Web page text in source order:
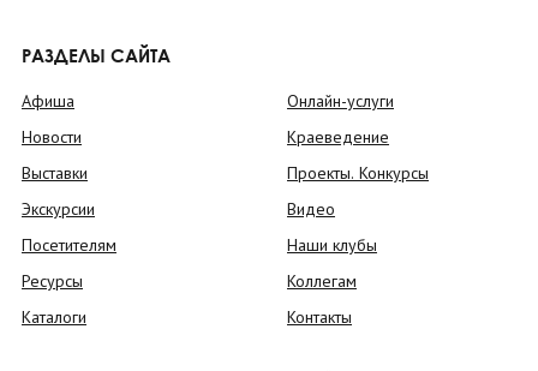
РАЗДЕЛЫ САЙТА
Афиша
Новости
Выставки
Экскурсии
Посетителям
Ресурсы
Каталоги
Онлайн-услуги
Краеведение
Проекты. Конкурсы
Видео
Наши клубы
Коллегам
Контакты